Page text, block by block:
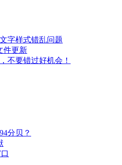
字样式错乱问题
件更新
不要错过好机会！
分贝？